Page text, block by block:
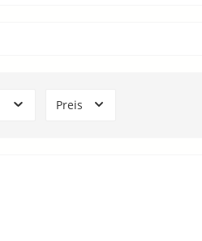
Preis